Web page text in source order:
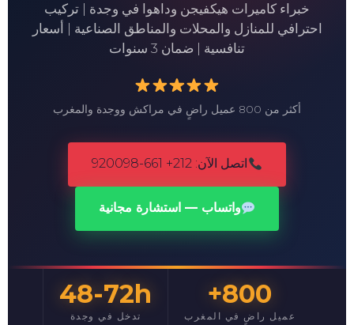
خبراء كاميرات هيكفيجن وداهوا في وجدة | تركيب
احترافي للمنازل والمحلات والمناطق الصناعية | أسعار
تنافسية | ضمان 3 سنوات
أكثر من 800 عميل راضٍ في مراكش ووجدة والمغرب
اتصل الآن: 212+ 661-920098
واتساب — استشارة مجانية
800+
عميل راضٍ في المغرب
48-72h
تدخل في وجدة